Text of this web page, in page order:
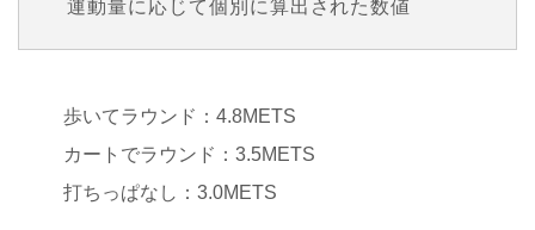
運動量に応じて個別に算出された数値
歩いてラウンド：4.8METS
カートでラウンド：3.5METS
打ちっぱなし：3.0METS